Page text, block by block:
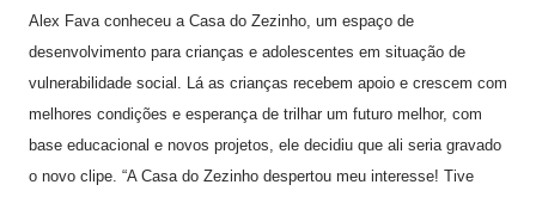
Alex Fava conheceu a Casa do Zezinho, um espaço de
desenvolvimento para crianças e adolescentes em situação de
vulnerabilidade social. Lá as crianças recebem apoio e crescem com
melhores condições e esperança de trilhar um futuro melhor, com
base educacional e novos projetos, ele decidiu que ali seria gravado
o novo clipe. “A Casa do Zezinho despertou meu interesse! Tive